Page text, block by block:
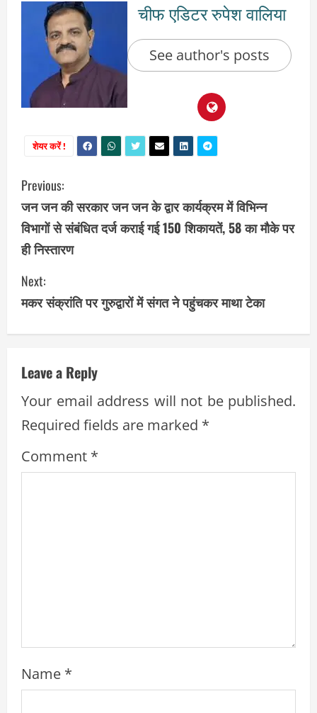
चीफ एडिटर रुपेश वालिया
See author's posts
शेयर करें !
C
o
n
t
i
n
u
e
R
e
Previous:
जन जन की सरकार जन जन के द्वार कार्यक्रम में विभिन्न
विभागों से संबंधित दर्ज कराई गई 150 शिकायतें, 58 का मौके पर
ही निस्तारण
Next:
मकर संक्रांति पर गुरुद्वारों में संगत ने पहुंचकर माथा टेका
Leave a Reply
Your email address will not be published.
Required fields are marked *
Comment *
Name *